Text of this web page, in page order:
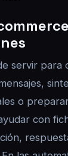
servir para
o
con